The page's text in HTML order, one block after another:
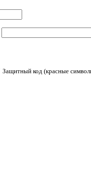
Защитный код (красные